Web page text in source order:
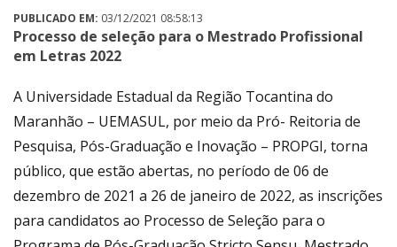
PUBLICADO EM: 03/12/2021 08:58:13
Processo de seleção para o Mestrado Profissional
em Letras 2022
A Universidade Estadual da Região Tocantina do
Maranhão – UEMASUL, por meio da Pró- Reitoria de
Pesquisa, Pós-Graduação e Inovação – PROPGI, torna
público, que estão abertas, no período de 06 de
dezembro de 2021 a 26 de janeiro de 2022, as inscrições
para candidatos ao Processo de Seleção para o